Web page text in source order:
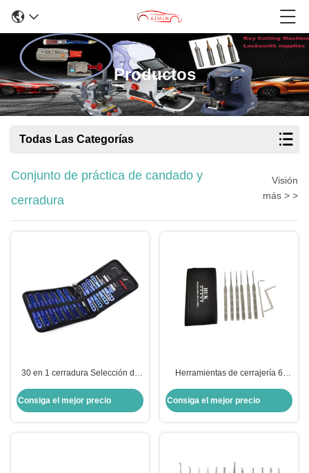
Productos
Todas Las Categorías
Conjunto de práctica de candado y
cerradura
Visión
más > >
30 en 1 cerradura Selección de
Cerrajero Selección
Consiga el mejor precio
Herramientas de cerrajería 6
acero inoxidable con gancho
único convenientes
Consiga el mejor precio